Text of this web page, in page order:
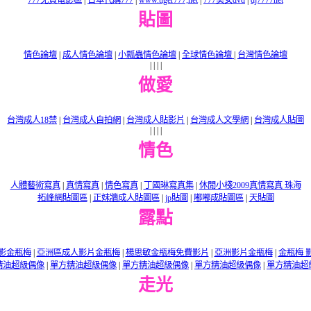
貼圖
情色論壇 成人情色論壇 小瓢蟲情色論壇 全球情色論壇
台灣情色論壇
做愛
台灣成人18禁 台灣成人自拍網 台灣成人貼影片 台灣成人文學網
台灣成人貼圖
情色
人體藝術寫真| 真情寫真| 情色寫真| 丁國琳寫真集| 休閒小棧2009真情寫真 珠海
拓峰網貼圖區| 正妹牆成人貼圖區| jp貼圖 嘟嘟成貼圖區| 天貼圖
露點
金瓶梅| 亞洲區成人影片金瓶梅| 楊思敏金瓶梅免費影片 亞洲影片金瓶梅| 金瓶梅
油超級偶像 單方精油超級偶像 單方精油超級偶像 單方精油超級偶像 單方精油超
走光